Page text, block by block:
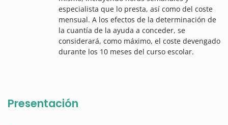
especialista que lo presta, así como del coste
mensual. A los efectos de la determinación de
la cuantía de la ayuda a conceder, se
considerará, como máximo, el coste devengado
durante los 10 meses del curso escolar.
Presentación